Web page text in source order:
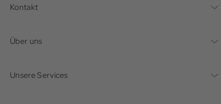
Kontakt
Über uns
Unsere Services